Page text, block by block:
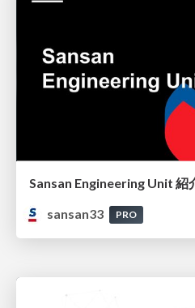
Sansan Engineering Unit 紹
sansan33
PRO